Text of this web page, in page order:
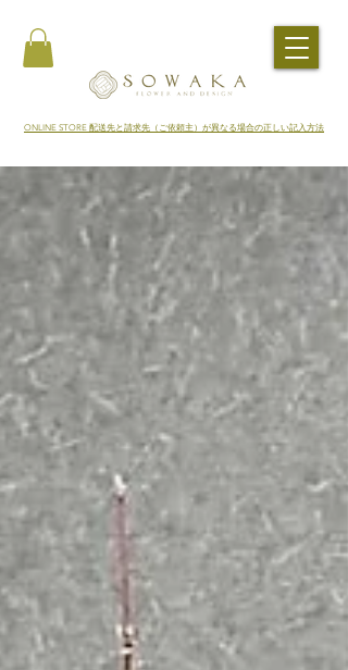
​ONLINE STORE 配送先と請求先（ご依頼主）が異なる場合の正しい記入方法